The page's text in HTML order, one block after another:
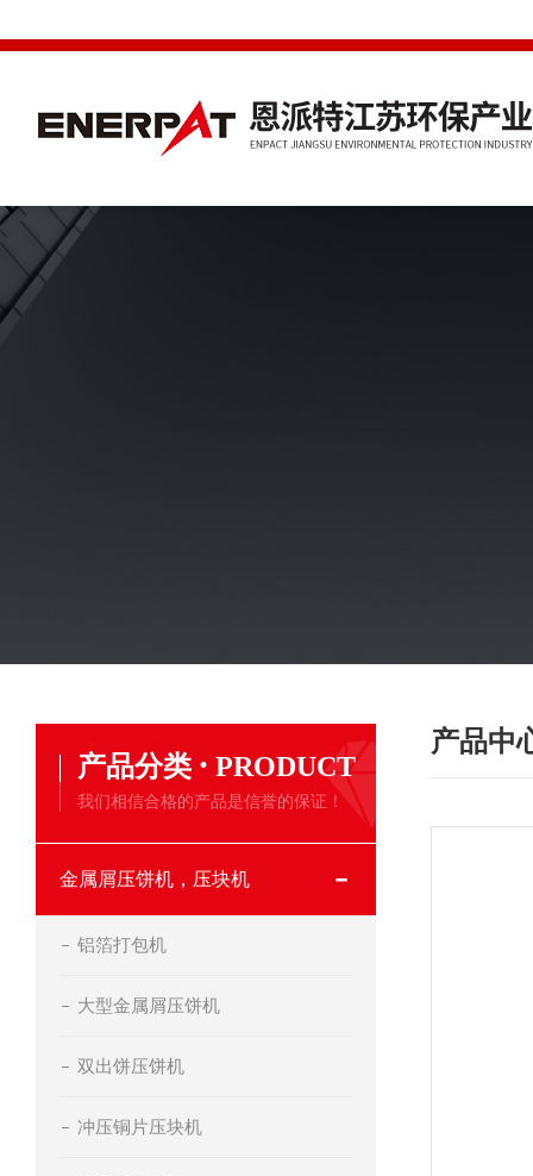
产品分类 · PRODUCT
我们相信合格的产品是信誉的保证！
金属屑压饼机，压块机
铝箔打包机
大型金属屑压饼机
双出饼压饼机
冲压铜片压块机
产品中